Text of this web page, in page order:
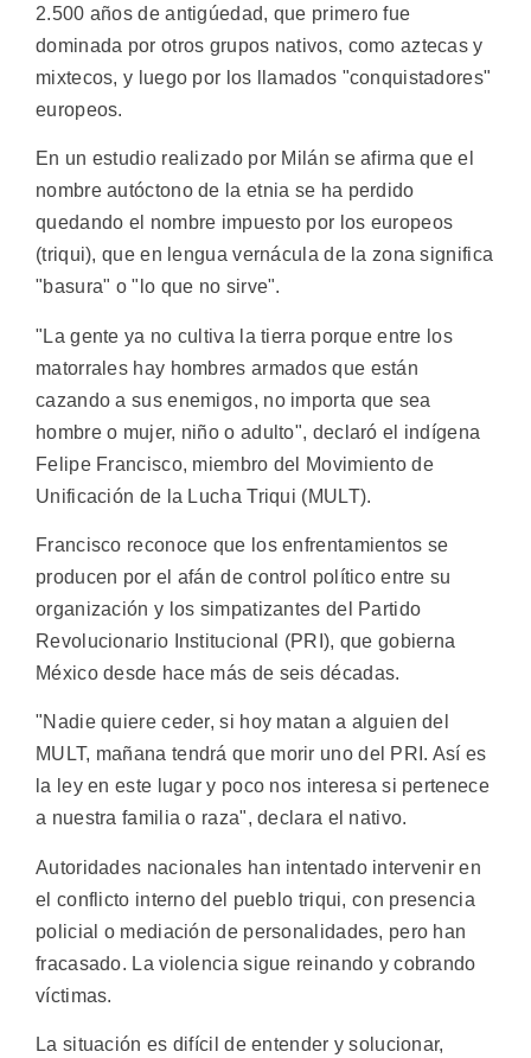
2.500 años de antigúedad, que primero fue
dominada por otros grupos nativos, como aztecas y
mixtecos, y luego por los llamados "conquistadores"
europeos.
En un estudio realizado por Milán se afirma que el
nombre autóctono de la etnia se ha perdido
quedando el nombre impuesto por los europeos
(triqui), que en lengua vernácula de la zona significa
"basura" o "lo que no sirve".
"La gente ya no cultiva la tierra porque entre los
matorrales hay hombres armados que están
cazando a sus enemigos, no importa que sea
hombre o mujer, niño o adulto", declaró el indígena
Felipe Francisco, miembro del Movimiento de
Unificación de la Lucha Triqui (MULT).
Francisco reconoce que los enfrentamientos se
producen por el afán de control político entre su
organización y los simpatizantes del Partido
Revolucionario Institucional (PRI), que gobierna
México desde hace más de seis décadas.
"Nadie quiere ceder, si hoy matan a alguien del
MULT, mañana tendrá que morir uno del PRI. Así es
la ley en este lugar y poco nos interesa si pertenece
a nuestra familia o raza", declara el nativo.
Autoridades nacionales han intentado intervenir en
el conflicto interno del pueblo triqui, con presencia
policial o mediación de personalidades, pero han
fracasado. La violencia sigue reinando y cobrando
víctimas.
La situación es difícil de entender y solucionar,